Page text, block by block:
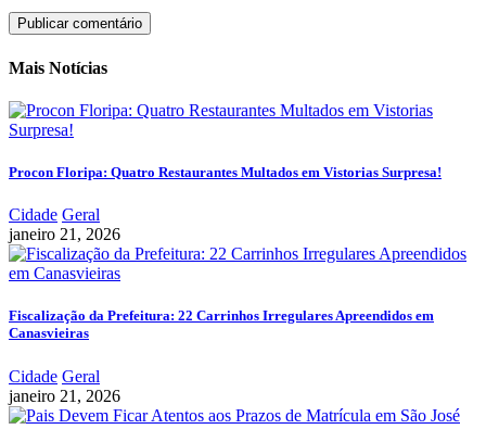
Mais Notícias
Procon Floripa: Quatro Restaurantes Multados em Vistorias Surpresa!
Cidade Geral
janeiro 21, 2026
Fiscalização da Prefeitura: 22 Carrinhos Irregulares Apreendidos em
Canasvieiras
Cidade Geral
janeiro 21, 2026